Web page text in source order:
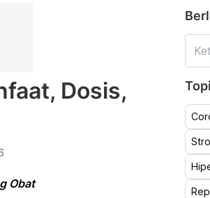
Dosis,
Obat